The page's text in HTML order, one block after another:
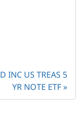
INC US TREAS 5
YR NOTE ETF